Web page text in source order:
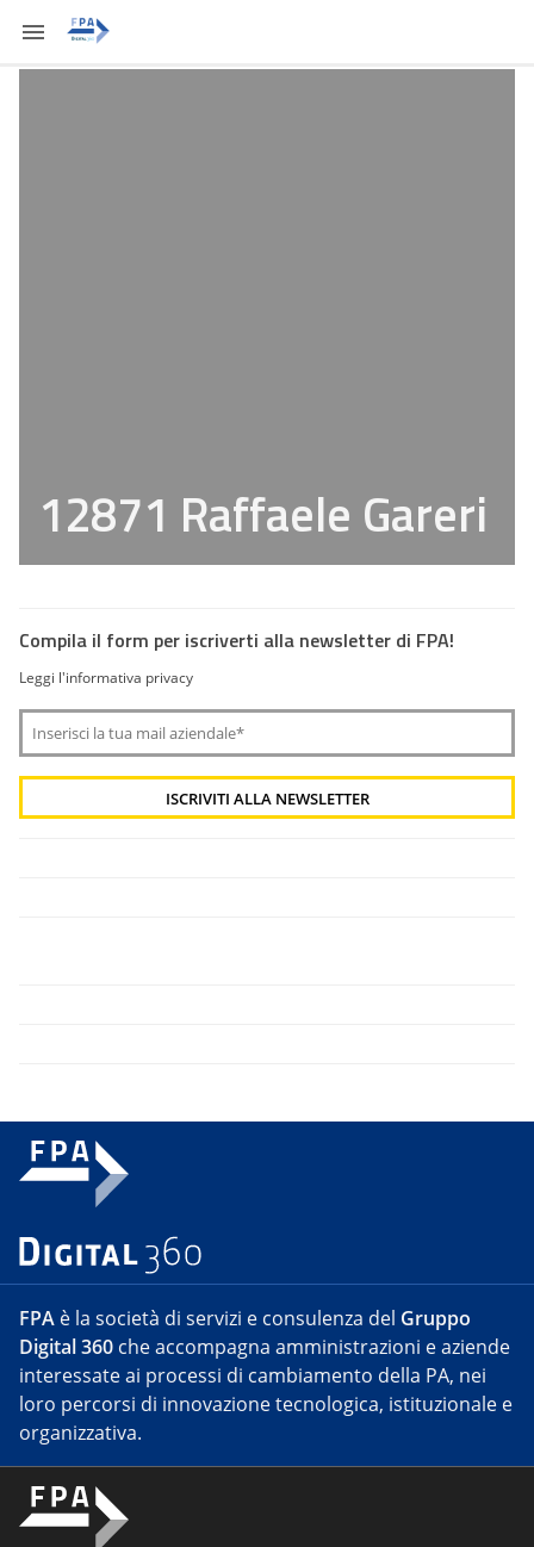
12871 Raffaele Gareri
Compila il form per iscriverti alla newsletter di FPA!
Leggi l'informativa privacy
FPA è la società di servizi e consulenza del Gruppo
Digital 360 che accompagna amministrazioni e aziende
interessate ai processi di cambiamento della PA, nei
loro percorsi di innovazione tecnologica, istituzionale e
organizzativa.